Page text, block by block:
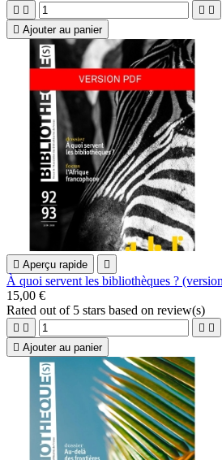
   
 Ajouter au panier
 Aperçu rapide 
À quoi servent les bibliothèques ?
15,00 €
Rated out of 5 stars based on review(s)
   
 Ajouter au panier